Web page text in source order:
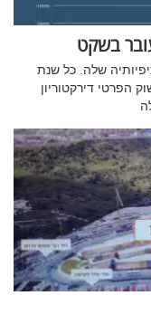
שלה. כל שנת
הפרטי דירקטוריון